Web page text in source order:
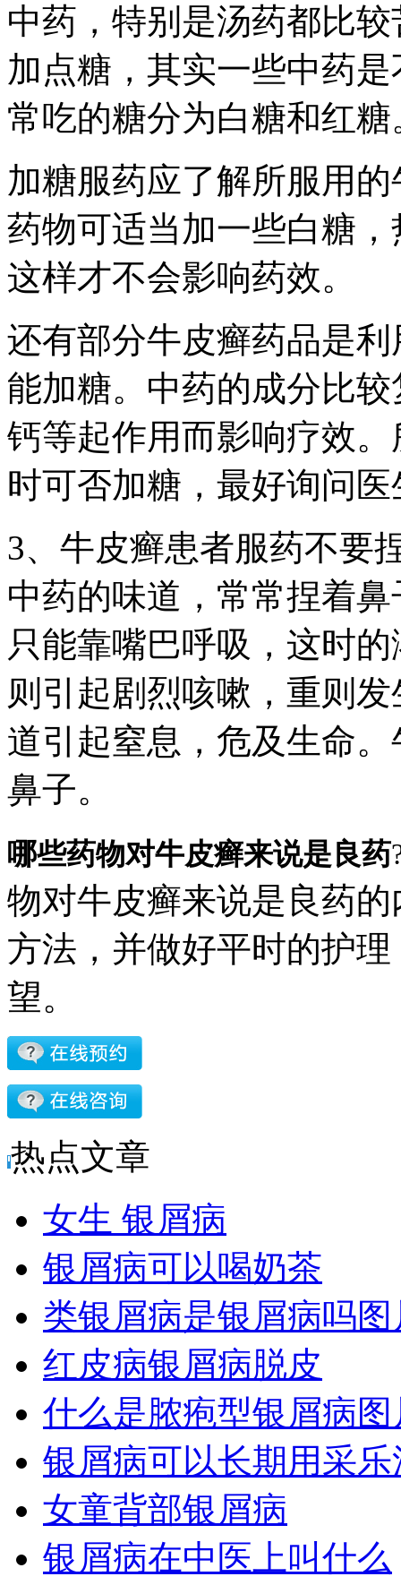
中药，特别是汤药都比
加点糖，其实一些中药
常吃的糖分为白糖和红
加糖服药应了解所服用
药物可适当加一些白糖
这样才不会影响药效。
还有部分牛皮癣药品是
能加糖。中药的成分比
钙等起作用而影响疗效
时可否加糖，最好询问
3、牛皮癣患者服药不要
中药的味道，常常捏着
只能靠嘴巴呼吸，这时
则引起剧烈咳嗽，重则
道引起窒息，危及生命
鼻子。
哪些药物对牛皮癣来说是良药
物对牛皮癣来说是良药
方法，并做好平时的护
望。
热点文章
女生 银屑病
银屑病可以喝奶茶
类银屑病是银屑病吗图
红皮病银屑病脱皮
什么是脓疱型银屑病图
银屑病可以长期用采乐
女童背部银屑病
银屑病在中医上叫什么